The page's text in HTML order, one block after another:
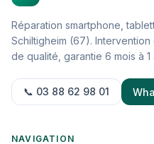
Réparation smartphone,
Schiltigheim (67).
de qualité, garantie 6 mois à
📞 03 88 62 98 01
NAVIGATION